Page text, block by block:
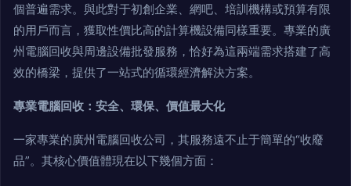
個普遍需求。與此對于初創企業、網吧、培訓機構或預算有限
的用戶而言，獲取性價比高的計算機設備同樣重要。專業的廣
州電腦回收與周邊設備批發服務，恰好為這兩端需求搭建了高
效的橋梁，提供了一站式的循環經濟解決方案。
專業電腦回收：安全、環保、價值最大化
一家專業的廣州電腦回收公司，其服務遠不止于簡單的“收廢
品”。其核心價值體現在以下幾個方面：